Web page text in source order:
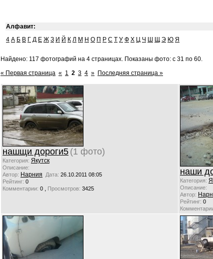
Алфавит:
4 А Б В Г Д Е Ж З И Й К Л М Н О П Р С Т У Ф Х Ц Ч Ш Щ Э Ю Я
Найдено: 117 фотографий на 4 страницах. Показаны фото: с 31 по 60.
« Первая страница « 1 2 3 4 » Последняя страница »
нашщи дороги5 (1 фото)
Категория: Якутск
Описание:
Автор: Нарния Дата: 26.10.2011 08:05
Рейтинг: 0
Комментарии: 0 , Просмотров: 3425
наши
Категория:
Описание:
Автор:
Рейтинг: 0